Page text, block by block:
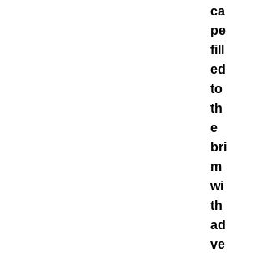
ca
pe
fill
ed
to
th
e
bri
m
wi
th
ad
ve